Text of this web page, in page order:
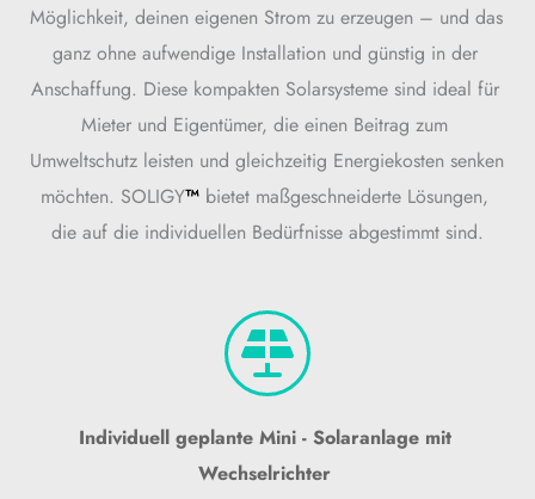
Möglichkeit, deinen eigenen Strom zu erzeugen – und das
ganz ohne aufwendige Installation und günstig in der
Anschaffung. Diese kompakten Solarsysteme sind ideal für
Mieter und Eigentümer, die einen Beitrag zum
Umweltschutz leisten und gleichzeitig Energiekosten senken
möchten. SOLIGY™ bietet maßgeschneiderte Lösungen,
die auf die individuellen Bedürfnisse abgestimmt sind.
Individuell geplante Mini - Solaranlage mit
Wechselrichter